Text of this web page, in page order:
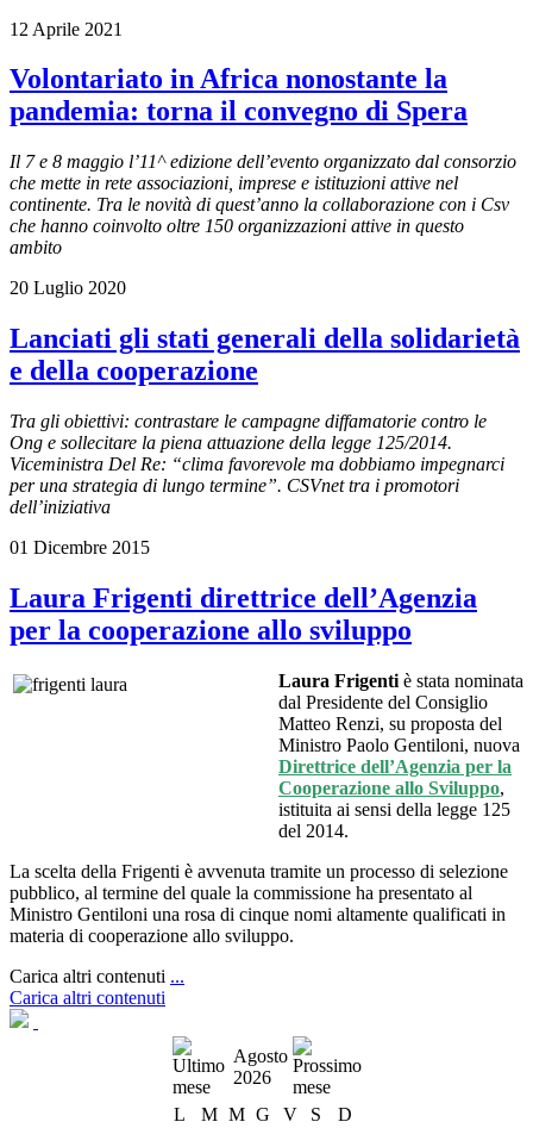
12 Aprile 2021
Volontariato in Africa nonostante la
pandemia: torna il convegno di Spera
Il 7 e 8 maggio l’11^ edizione dell’evento organizzato dal consorzio
che mette in rete associazioni, imprese e istituzioni attive nel
continente. Tra le novità di quest’anno la collaborazione con i Csv
che hanno coinvolto oltre 150 organizzazioni attive in questo
ambito
20 Luglio 2020
Lanciati gli stati generali della solidarietà
e della cooperazione
Tra gli obiettivi: contrastare le campagne diffamatorie contro le
Ong e sollecitare la piena attuazione della legge 125/2014.
Viceministra Del Re: “clima favorevole ma dobbiamo impegnarci
per una strategia di lungo termine”. CSVnet tra i promotori
dell’iniziativa
01 Dicembre 2015
Laura Frigenti direttrice dell’Agenzia
per la cooperazione allo sviluppo
Laura Frigenti è stata nominata
dal Presidente del Consiglio
Matteo Renzi, su proposta del
Ministro Paolo Gentiloni, nuova
Direttrice dell’Agenzia per la
Cooperazione allo Sviluppo,
istituita ai sensi della legge 125
del 2014.
La scelta della Frigenti è avvenuta tramite un processo di selezione
pubblico, al termine del quale la commissione ha presentato al
Ministro Gentiloni una rosa di cinque nomi altamente qualificati in
materia di cooperazione allo sviluppo.
Carica altri contenuti ...
Carica altri contenuti
Agosto
2026
L
M M G V S
D